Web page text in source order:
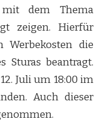
dem Thema
zeigen. Hierfür
Werbekosten die
Sturas beantragt.
Juli um 18:00 im
Auch dieser